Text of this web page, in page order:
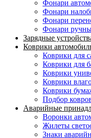
Фонари
Фонари
Фонари
Фонари
Зарядные
Коврики
Коврики для
Коврики для
Коврики
Коврики
Коврики
Подбор
Аварийные
Воронки
Жилеты
Знаки